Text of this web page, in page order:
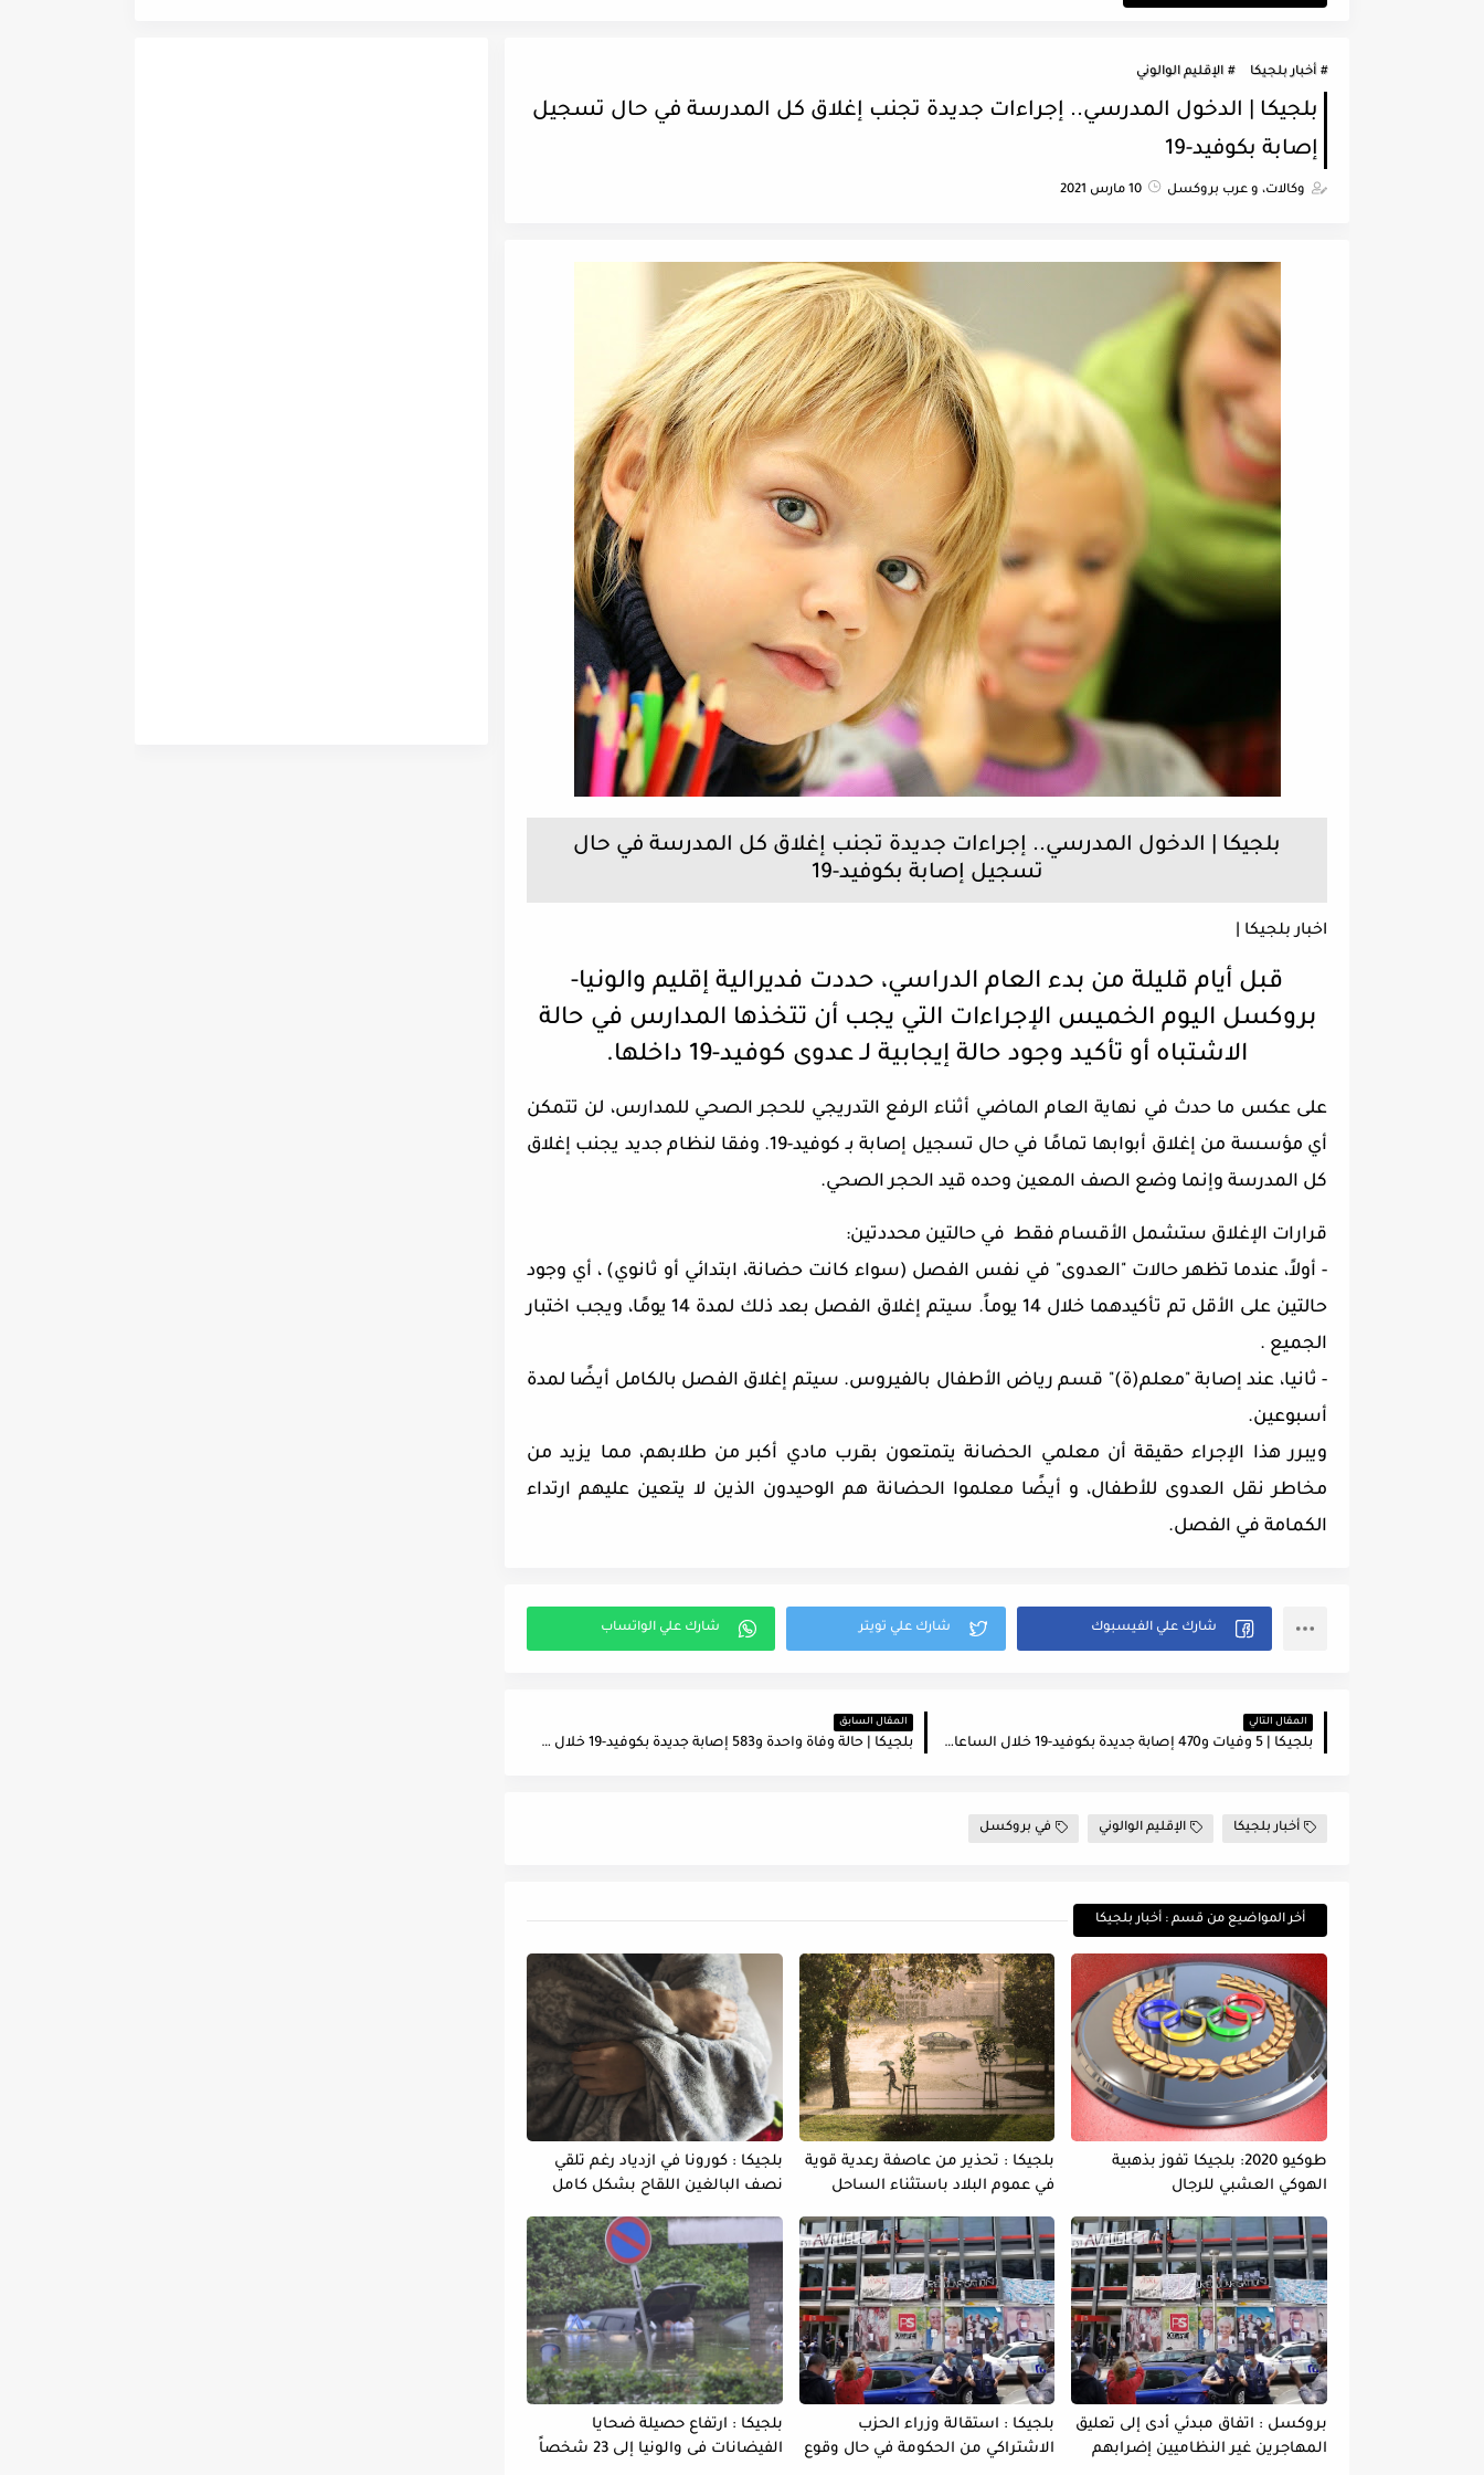
أخبار بلجيكا الإقليم الوالوني
بلجيكا | الدخول المدرسي.. إجراءات جديدة تجنب إغلاق كل المدرسة في حال تسجيل
إصابة بكوفيد-19
وكالات، و عرب بروكسل 10 مارس 2021
بلجيكا | الدخول المدرسي.. إجراءات جديدة تجنب إغلاق كل المدرسة في حال
تسجيل إصابة بكوفيد-19
اخبار بلجيكا |
قبل أيام قليلة من بدء العام الدراسي، حددت فديرالية إقليم والونيا-
بروكسل اليوم الخميس الإجراءات التي يجب أن تتخذها المدارس في حالة
الاشتباه أو تأكيد وجود حالة إيجابية لـ عدوى كوفيد-19 داخلها.
على عكس ما حدث في نهاية العام الماضي أثناء الرفع التدريجي للحجر الصحي للمدارس، لن تتمكن
أي مؤسسة من إغلاق أبوابها تمامًا في حال تسجيل إصابة بـ كوفيد-19. وفقا لنظام جديد يجنب إغلاق
كل المدرسة وإنما وضع الصف المعين وحده قيد الحجر الصحي.
قرارات الإغلاق ستشمل الأقسام فقط في حالتين محددتين:
- أولاً، عندما تظهر حالات "العدوى" في نفس الفصل (سواء كانت حضانة، ابتدائي أو ثانوي) ، أي وجود
حالتين على الأقل تم تأكيدهما خلال 14 يوماً. سيتم إغلاق الفصل بعد ذلك لمدة 14 يومًا، ويجب اختبار
الجميع .
- ثانيا، عند إصابة "معلم(ة)" قسم رياض الأطفال بالفيروس. سيتم إغلاق الفصل بالكامل أيضًا لمدة
أسبوعين.
ويبرر هذا الإجراء حقيقة أن معلمي الحضانة يتمتعون بقرب مادي أكبر من طلابهم، مما يزيد من
مخاطر نقل العدوى للأطفال، و أيضًا معلموا الحضانة هم الوحيدون الذين لا يتعين عليهم ارتداء
الكمامة في الفصل.
المقال التالي
بلجيكا | 5 وفيات و470 إصابة جديدة بكوفيد-19 خلال الساعات 24 الماضية
المقال السابق
بلجيكا | حالة وفاة واحدة و583 إصابة جديدة بكوفيد-19 خلال الساعات 24 الماضية
أخبار بلجيكا الإقليم الوالوني في بروكسل
أخر المواضيع من قسم : أخبار بلجيكا
طوكيو 2020: بلجيكا تفوز بذهبية
الهوكي العشبي للرجال
بلجيكا : تحذير من عاصفة رعدية قوية
في عموم البلاد باستثناء الساحل
بلجيكا : كورونا في ازدياد رغم تلقي
نصف البالغين اللقاح بشكل كامل
بروكسل : اتفاق مبدئي أدى إلى تعليق
المهاجرين غير النظاميين إضرابهم
بلجيكا : استقالة وزراء الحزب
الاشتراكي من الحكومة في حال وقوع
بلجيكا : ارتفاع حصيلة ضحايا
الفيضانات فى والونيا إلى 23 شخصاً